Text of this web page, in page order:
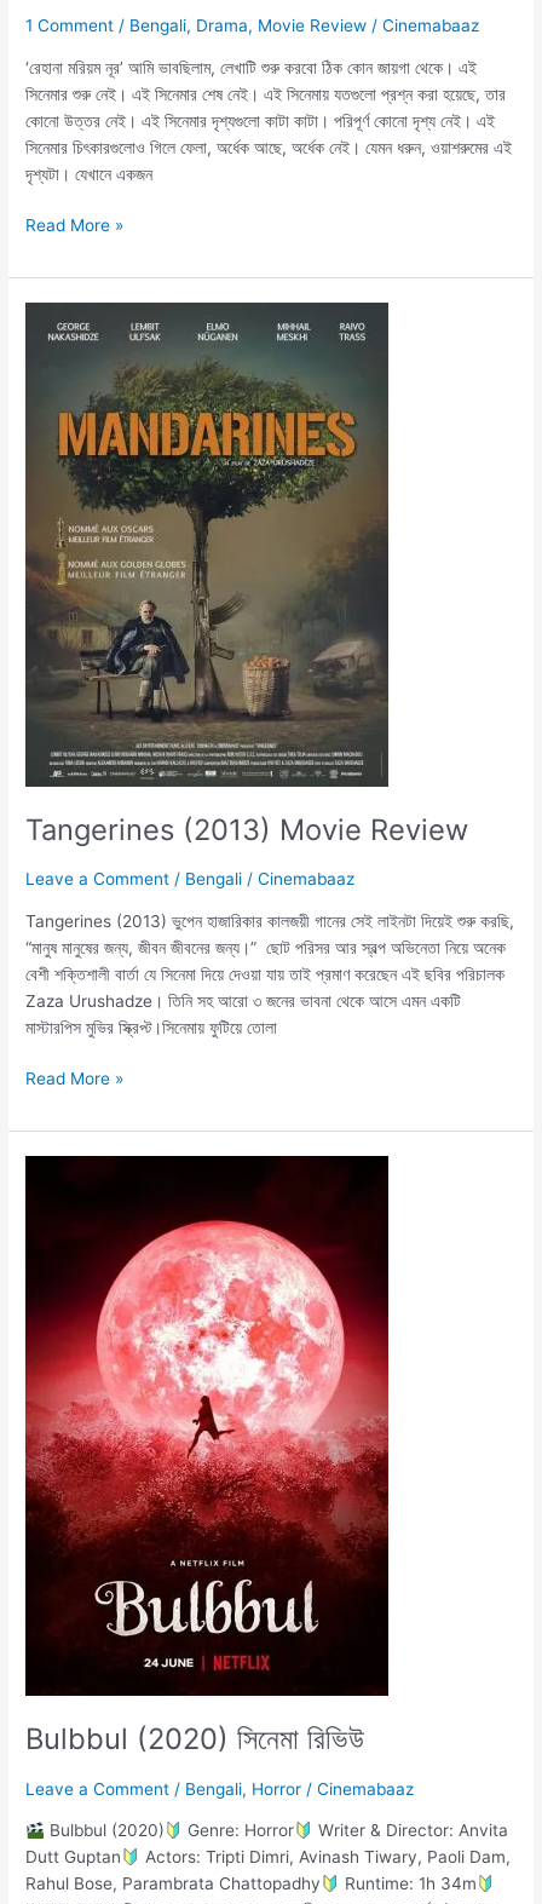
1 Comment / Bengali, Drama, Movie Review /Cinemabaaz
‘রেহানা মরিয়ম নূর’ আমি ভাবছিলাম, লেখাটি শুরু করবো ঠিক কোন জায়গা থেকে। এই
সিনেমার শুরু নেই। এই সিনেমার শেষ নেই। এই সিনেমায় যতগুলো প্রশ্ন করা হয়েছে, তার
কোনো উত্তর নেই। এই সিনেমার দৃশ্যগুলো কাটা কাটা। পরিপূর্ণ কোনো দৃশ্য নেই। এই
সিনেমার চিৎকারগুলোও গিলে ফেলা, অর্ধেক আছে, অর্ধেক নেই। যেমন ধরুন, ওয়াশরুমের এই
দৃশ্যটা। যেখানে একজন
Read More »
Tangerines (2013) Movie Review
Leave a Comment / Bengali /Cinemabaaz
Tangerines (2013) ভুপেন হাজারিকার কালজয়ী গানের সেই লাইনটা দিয়েই শুরু করছি,
“মানুষ মানুষের জন্য, জীবন জীবনের জন্য।” ছোট পরিসর আর স্বল্প অভিনেতা নিয়ে অনেক
বেশী শক্তিশালী বার্তা যে সিনেমা দিয়ে দেওয়া যায় তাই প্রমাণ করেছেন এই ছবির পরিচালক
Zaza Urushadze। তিনি সহ আরো ৩ জনের ভাবনা থেকে আসে এমন একটি
মাস্টারপিস মুভির স্ক্রিপ্ট।সিনেমায় ফুটিয়ে তোলা
(2013)
Read More »
Bulbbul (2020) সিনেমা রিভিউ
Leave a Comment / Bengali, Horror /Cinemabaaz
Bulbbul (2020) Genre: Horror
Writer & Director: Anvita
Dutt Guptan
Actors: Tripti Dimri, Avinash Tiwary, Paoli Dam,
Rahul Bose, Parambrata Chattopadhy
Runtime: 1h 34m